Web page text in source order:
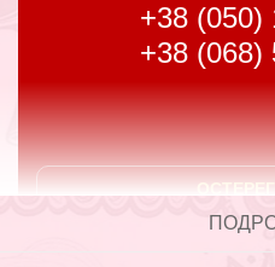
+38 (050)
+38 (068)